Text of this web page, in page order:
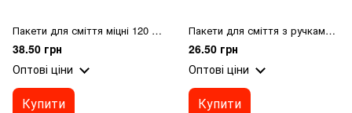
Пакети для сміття міцні 120 л. 10 шт.
38.50 грн
Оптові ціни
Купити
Пакети для сміття з ручками 60 л. 10 шт
26.50 грн
Оптові ціни
Купити